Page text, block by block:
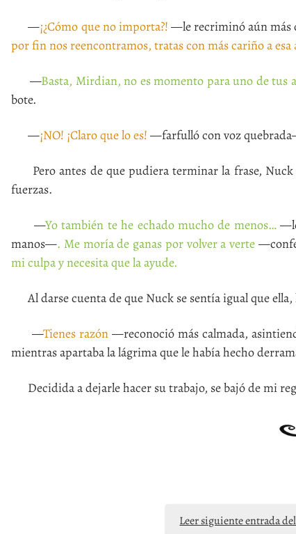
—¡¿Cómo que no importa?! —le recriminó aún más
por fin nos reencontramos, tratas con más cariño a
—Basta, Mirdian, no es momento para uno de tus
bote.
—¡NO! ¡Claro que lo es! —farfulló con voz
Pero antes de que pudiera terminar la frase, Nuck
fuerzas.
—Yo también te he echado mucho de menos…—le
manos—. Me moría de ganas por volver a verte
mi culpa y necesita que la ayude.
Al darse cuenta de que Nuck se sentía igual que
—Tienes razón —reconoció más calmada,
mientras apartaba la lágrima que le había hecho
Decidida a dejarle hacer su trabajo, se bajó de mi
Leer siguiente entrada